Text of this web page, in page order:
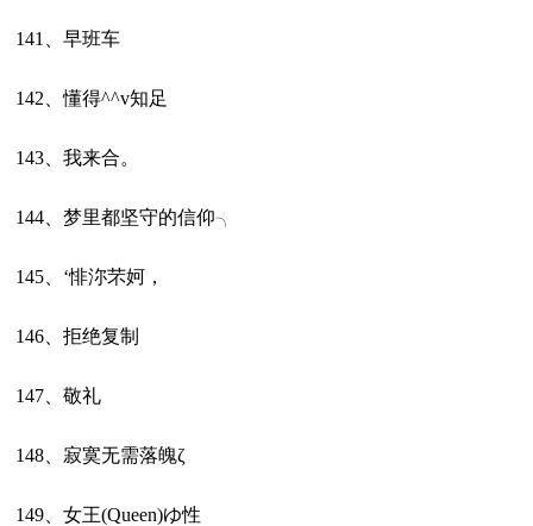
141、早班车
142、懂得^^v知足
143、我来合。
144、梦里都坚守的信仰╮
145、‘悱沵芣妸，
146、拒绝复制
147、敬礼
148、寂寞无需落魄ζ
149、女王(Queen)ゆ性